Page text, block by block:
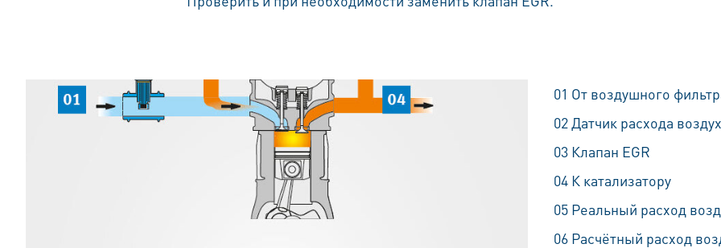
01 От воздушного
02 Датчик расхода
03 Клапан EGR
04 К катализатору
05 Реальный расход
06 Расчётный расход